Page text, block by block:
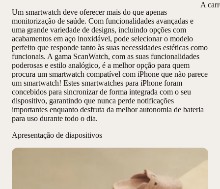
A
Um smartwatch deve oferecer mais do que apenas
monitorização de saúde. Com funcionalidades avançadas e
uma grande variedade de designs, incluindo opções com
acabamentos em aço inoxidável, pode selecionar o modelo
perfeito que responde tanto às suas necessidades estéticas como
funcionais. A gama ScanWatch, com as suas funcionalidades
poderosas e estilo analógico, é a melhor opção para quem
procura um smartwatch compatível com iPhone que não parece
um smartwatch! Estes smartwatches para iPhone foram
concebidos para sincronizar de forma integrada com o seu
dispositivo, garantindo que nunca perde notificações
importantes enquanto desfruta da melhor autonomia de bateria
para uso durante todo o dia.
Apresentação de diapositivos